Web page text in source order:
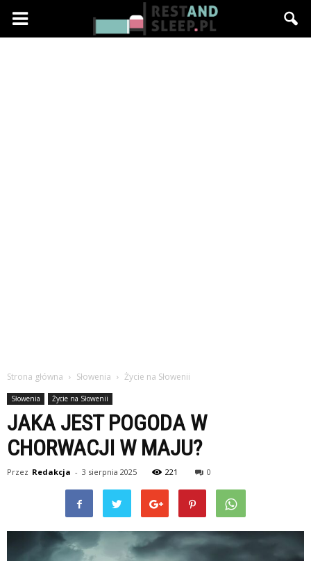
Restandsleep.pl
Strona główna Słowenia Życie na Słowenii
Słowenia Życie na Słowenii
JAKA JEST POGODA W
CHORWACJI W MAJU?
Przez Redakcja - 3 sierpnia 2025 221 0